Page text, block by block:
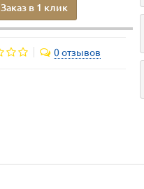
Заказ в 1 клик
0 отзывов